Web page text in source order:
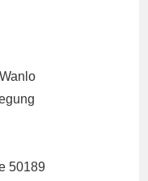
50189